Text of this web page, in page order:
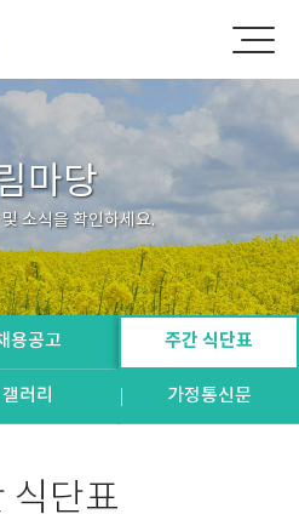
마당
소식을 확인하세요.
용공고 주간 식단표
갤러리 가정통신문
식단표